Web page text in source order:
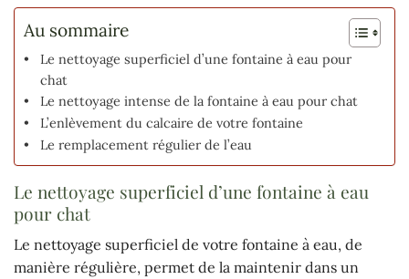
Au sommaire
Le nettoyage superficiel d’une fontaine à eau pour
chat
Le nettoyage intense de la fontaine à eau pour chat
L’enlèvement du calcaire de votre fontaine
Le remplacement régulier de l’eau
Le nettoyage superficiel d’une fontaine à eau
pour chat
Le nettoyage superficiel de votre fontaine à eau, de
manière régulière, permet de la maintenir dans un